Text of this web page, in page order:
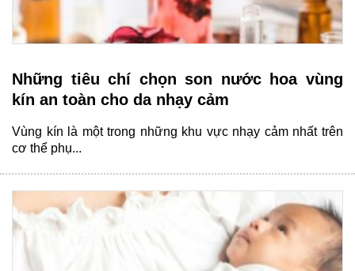
Những tiêu chí chọn son nước hoa vùng
kín an toàn cho da nhạy cảm
Vùng kín là một trong những khu vực nhạy cảm nhất trên
cơ thể phụ...